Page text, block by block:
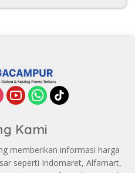
Kami
memberikan informasi harga
seperti Indomaret, Alfamart,